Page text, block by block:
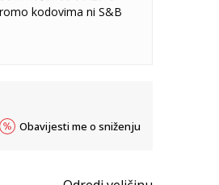
kodovima ni S&B
Obavijesti me o sniženju